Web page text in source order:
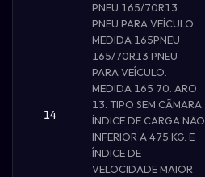
14
PNEU 165/70R13
PNEU PARA VEÍCULO.
MEDIDA 165PNEU
165/70R13 PNEU
PARA VEÍCULO.
MEDIDA 165 70. ARO
13. TIPO SEM CÂMARA.
ÍNDICE DE CARGA NÃO
INFERIOR A 475 KG. E
ÍNDICE DE
VELOCIDADE MAIOR